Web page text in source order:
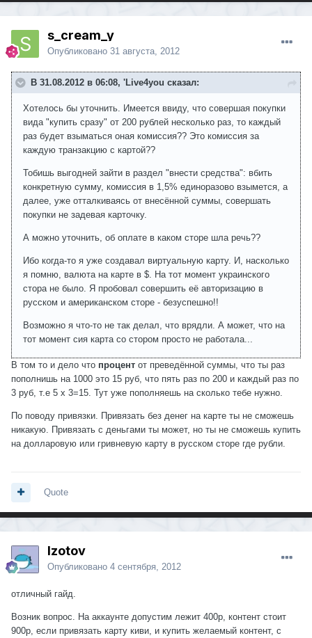
s_cream_y
Опубликовано 31 августа, 2012
В 31.08.2012 в 06:08, 'Live4you сказал:
Хотелось бы уточнить. Имеется ввиду, что совершая покупки
вида "купить сразу" от 200 рублей несколько раз, то каждый
раз будет взыматься оная комиссия?? Это комиссия за
каждую транзакцию с картой??
Тобишь выгодней зайти в раздел "внести средства": вбить
конкретную сумму, комиссия в 1,5% единоразово взымется, а
далее, уже отталкиваясь от внесённой суммы, совершать
покупки не задевая карточку.
А можно уточнить, об оплате в каком сторе шла речь??
Ибо когда-то я уже создавал виртуальную карту. И, насколько
я помню, валюта на карте в $. На тот момент украинского
стора не было. Я пробовал совершить её авторизацию в
русском и американском сторе - безуспешно!!
Возможно я что-то не так делал, что врядли. А может, что на
тот момент сия карта со стором просто не работала...
В том то и дело что процент от преведённой суммы, что ты раз
пополнишь на 1000 это 15 руб, что пять раз по 200 и каждый раз по
3 руб, т.е 5 х 3=15. Тут уже пополняешь на сколько тебе нужно.
По поводу привязки. Привязать без денег на карте ты не сможешь
никакую. Привязать с деньгами ты может, но ты не сможешь купить
на долларовую или гривневую карту в русском сторе где рубли.
Quote
Izotov
Опубликовано 4 сентября, 2012
отличный гайд.
Возник вопрос. На аккаунте допустим лежит 400р, контент стоит
900р, если привязать карту киви, и купить желаемый контент, с